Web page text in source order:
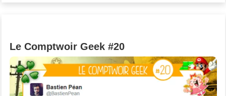
Le Comptwoir Geek #20